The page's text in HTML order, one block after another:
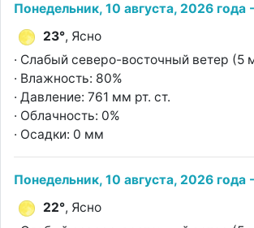
Понедельник, 10 августа, 2026 года
23°, Ясно
· Слабый северо-восточный ветер (5
· Влажность: 80%
· Давление: 761 мм рт. ст.
· Облачность: 0%
· Осадки: 0 мм
Понедельник, 10 августа, 2026 года
22°, Ясно